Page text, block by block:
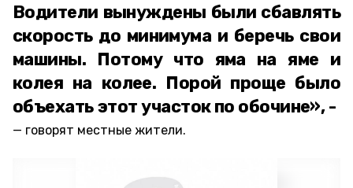
Водители вынуждены были сбавлять
скорость до минимума и беречь свои
машины. Потому что яма на яме и
колея на колее. Порой проще было
объехать этот участок по обочине», -
говорят местные жители.